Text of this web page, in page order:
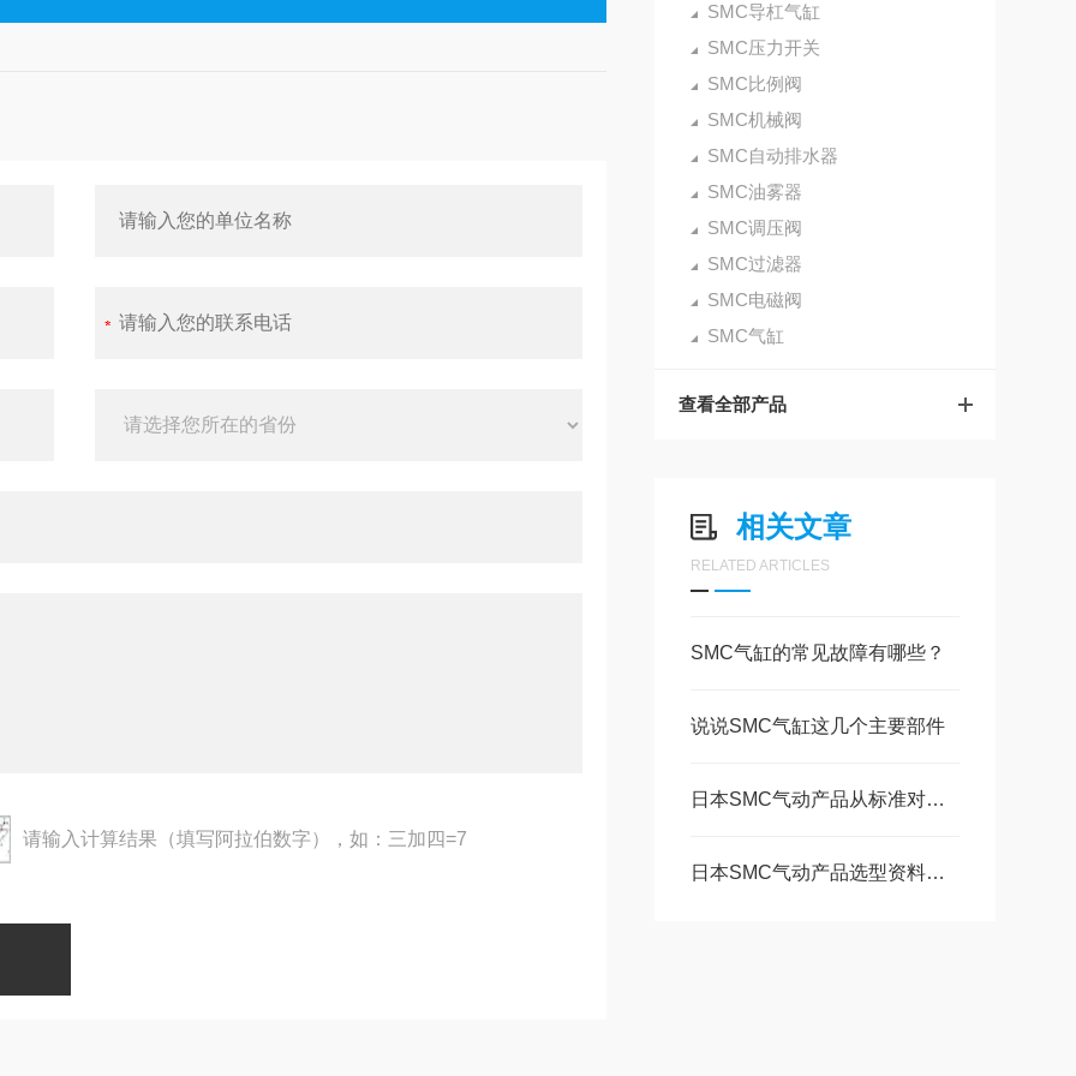
SMC导杠气缸
SMC压力开关
SMC比例阀
SMC机械阀
SMC自动排水器
SMC油雾器
SMC调压阀
SMC过滤器
SMC电磁阀
SMC气缸
查看全部产品
相关文章
RELATED ARTICLES
SMC气缸的常见故障有哪些？
说说SMC气缸这几个主要部件
日本SMC气动产品从标准对应到“特殊定制”
日本SMC气动产品选型资料和注意事项
请输入计算结果（填写阿拉伯数字），如：三加四=7